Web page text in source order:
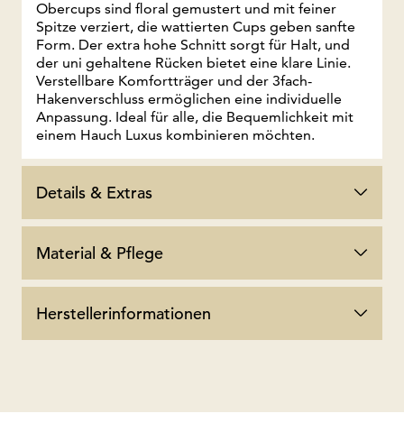
Obercups sind floral gemustert und mit feiner
Spitze verziert, die wattierten Cups geben sanfte
Form. Der extra hohe Schnitt sorgt für Halt, und
der uni gehaltene Rücken bietet eine klare Linie.
Verstellbare Komfortträger und der 3fach-
Hakenverschluss ermöglichen eine individuelle
Anpassung. Ideal für alle, die Bequemlichkeit mit
einem Hauch Luxus kombinieren möchten.
Details & Extras
Material & Pflege
Herstellerinformationen